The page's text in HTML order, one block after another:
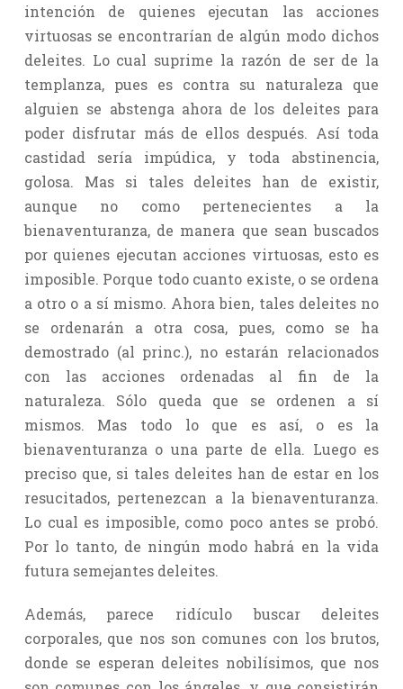
intención de quienes ejecutan las acciones
virtuosas se encontrarían de algún modo dichos
deleites. Lo cual suprime la razón de ser de la
templanza, pues es contra su naturaleza que
alguien se abstenga ahora de los deleites para
poder disfrutar más de ellos después. Así toda
castidad sería impúdica, y toda abstinencia,
golosa. Mas si tales deleites han de existir,
aunque no como pertenecientes a la
bienaventuranza, de manera que sean buscados
por quienes ejecutan acciones virtuosas, esto es
imposible. Porque todo cuanto existe, o se ordena
a otro o a sí mismo. Ahora bien, tales deleites no
se ordenarán a otra cosa, pues, como se ha
demostrado (al princ.), no estarán relacionados
con las acciones ordenadas al fin de la
naturaleza. Sólo queda que se ordenen a sí
mismos. Mas todo lo que es así, o es la
bienaventuranza o una parte de ella. Luego es
preciso que, si tales deleites han de estar en los
resucitados, pertenezcan a la bienaventuranza.
Lo cual es imposible, como poco antes se probó.
Por lo tanto, de ningún modo habrá en la vida
futura semejantes deleites.
Además, parece ridículo buscar deleites
corporales, que nos son comunes con los brutos,
donde se esperan deleites nobilísimos, que nos